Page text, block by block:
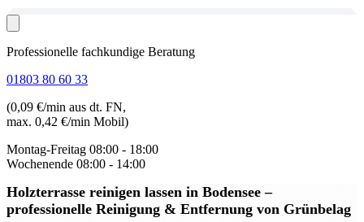
Professionelle fachkundige Beratung
01803 80 60 33
(0,09 €/min aus dt. FN,
max. 0,42 €/min Mobil)
Montag-Freitag 08:00 - 18:00
Wochenende 08:00 - 14:00
Holzterrasse reinigen lassen in Bodensee–
professionelle Reinigung & Entfernung von Grünbelag